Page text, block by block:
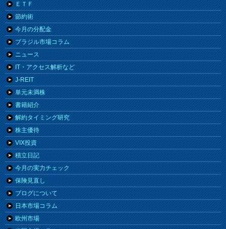
ＥＴＦ
節約術
今月の分配金
ブラジル市場コラム
ニュース
IT・アクセス解析など
J-REIT
単元未満株
書籍紹介
解約タイミング研究
株主優待
VIX投資
積立日記
今月の実力チェック
保険見直し
ブログについて
日本市場コラム
欧州市場